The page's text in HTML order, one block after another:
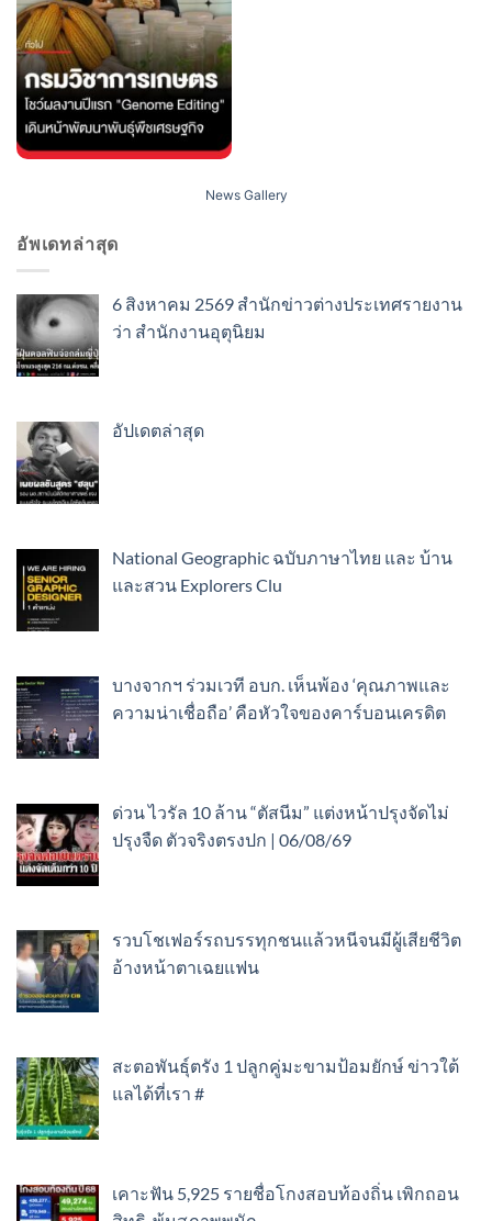
News Gallery
อัพเดทล่าสุด
6 สิงหาคม 2569 สำนักข่าวต่างประเทศรายงาน
ว่า สำนักงานอุตุนิยม
อัปเดตล่าสุด
National Geographic ฉบับภาษาไทย และ บ้าน
และสวน Explorers Clu
บางจากฯ ร่วมเวที อบก. เห็นพ้อง ‘คุณภาพและ
ความน่าเชื่อถือ’ คือหัวใจของคาร์บอนเครดิต
ด่วน ไวรัล 10 ล้าน “ตัสนีม” แต่งหน้าปรุงจัดไม่
ปรุงจืด ตัวจริงตรงปก | 06/08/69
รวบโชเฟอร์รถบรรทุกชนแล้วหนีจนมีผู้เสียชีวิต
อ้างหน้าตาเฉยแฟน
สะตอพันธุ์ตรัง 1 ปลูกคู่มะขามป้อมยักษ์ ข่าวใต้
แลได้ที่เรา #
เคาะฟัน 5,925 รายชื่อโกงสอบท้องถิ่น เพิกถอน